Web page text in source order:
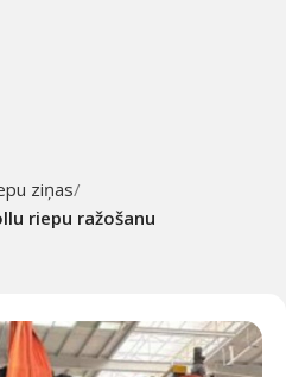
ziņas
riepu ražošanu